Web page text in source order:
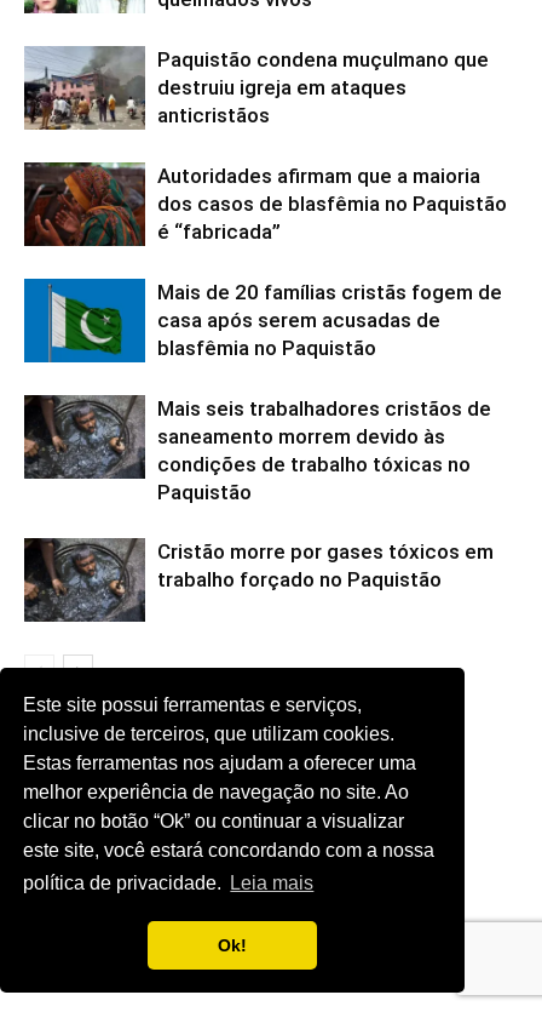
Este site possui ferramentas e serviços,
inclusive de terceiros, que utilizam cookies.
Estas ferramentas nos ajudam a oferecer uma
melhor experiência de navegação no site. Ao
clicar no botão “Ok” ou continuar a visualizar
este site, você estará concordando com a nossa
política de privacidade.
Leia mais
Ok!
Paquistão condena muçulmano que
destruiu igreja em ataques
anticristãos
Autoridades afirmam que a maioria
dos casos de blasfêmia no Paquistão
é “fabricada”
Mais de 20 famílias cristãs fogem de
casa após serem acusadas de
blasfêmia no Paquistão
Mais seis trabalhadores cristãos de
saneamento morrem devido às
condições de trabalho tóxicas no
Paquistão
Cristão morre por gases tóxicos em
trabalho forçado no Paquistão
Comentários
Ads